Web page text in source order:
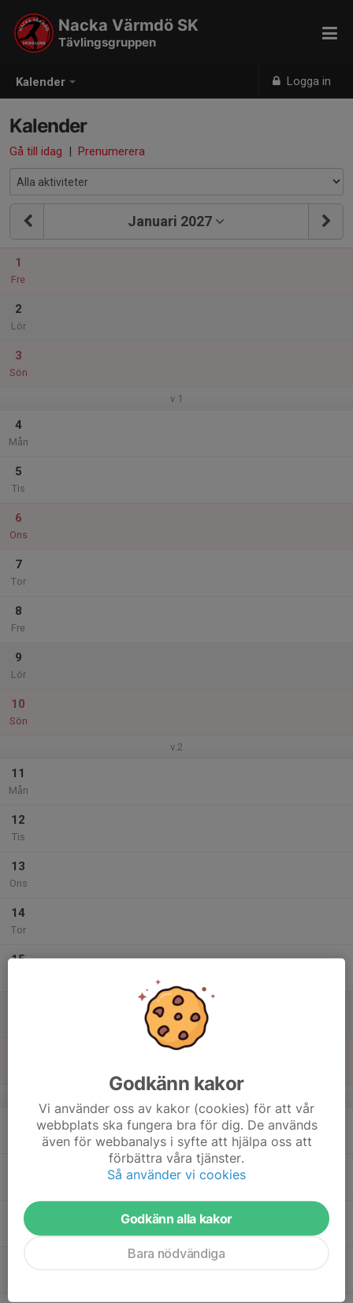
Kalender Logga in
Nacka Värmdö SK
Tävlingsgruppen
Kalender
Gå till idag | Prenumerera
Januari 2027
1
Fre
2
Lör
3
Sön
v.1
4
Mån
5
Tis
6
Ons
7
Tor
8
Fre
9
Lör
10
Sön
v.2
11
Mån
12
Tis
13
Ons
14
Tor
15
20
Ons
Godkänn kakor
Vi använder oss av kakor (cookies) för att vår
webbplats ska fungera bra för dig. De används
även för webbanalys i syfte att hjälpa oss att
förbättra våra tjänster.
Så använder vi cookies
Godkänn alla kakor
Bara nödvändiga